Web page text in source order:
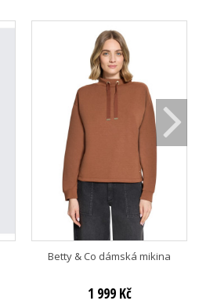
Betty & Co dámská mikina
1 999 Kč